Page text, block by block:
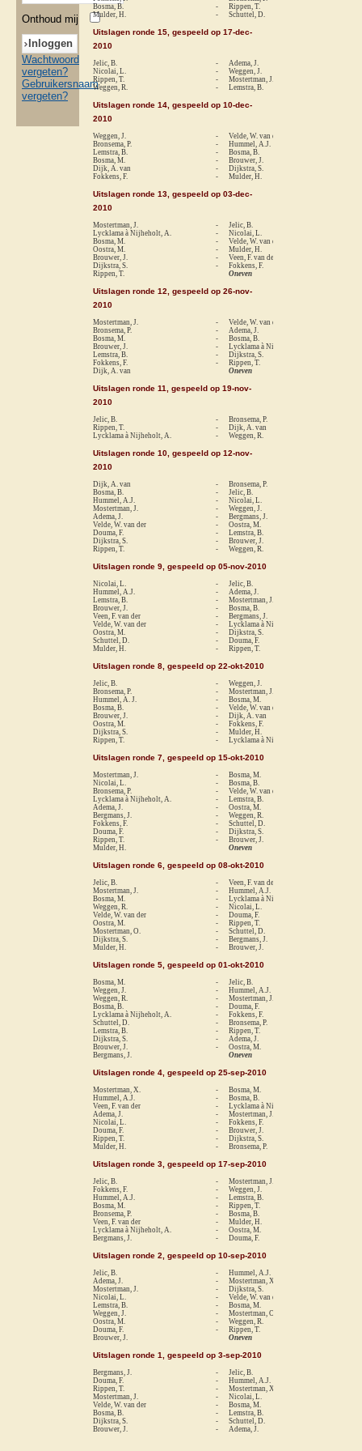
Onthoud mij
Wachtwoord
vergeten?
Gebruikersnaam
vergeten?
Bosma, B.
- Rippen, T.
Mulder, H.
- Schuttel, D.
Uitslagen ronde 15, gespeeld op 17-dec-
2010
Jelic, B. - Adema, J.
Nicolai, L.
- Weggen, J.
Rippen, T.
- Mostertman, J.
Weggen, R.
- Lemstra, B.
Uitslagen ronde 14, gespeeld op 10-dec-
2010
Weggen, J. - Velde, W. van der
Bronsema, P.
- Hummel, A.J.
Lemstra, B.
- Bosma, B.
Bosma, M.
- Brouwer, J.
Dijk, A. van
- Dijkstra, S.
Fokkens, F.
- Mulder, H.
Uitslagen ronde 13, gespeeld op 03-dec-
2010
Mostertman, J. - Jelic, B.
Lycklama à Nijheholt, A.
- Nicolai, L.
Bosma, M.
- Velde, W. van der
Oostra, M.
- Mulder, H.
Brouwer, J.
- Veen, F. van der
Dijkstra, S.
- Fokkens, F.
Rippen, T.
Oneven
Uitslagen ronde 12, gespeeld op 26-nov-
2010
Mostertman, J. - Velde, W. van der
Bronsema, P.
- Adema, J.
Bosma, M.
- Bosma, B.
Brouwer, J.
- Lycklama à Nijheholt, A.
Lemstra, B.
- Dijkstra, S.
Fokkens, F.
- Rippen, T.
Dijk, A. van
Oneven
Uitslagen ronde 11, gespeeld op 19-nov-
2010
Jelic, B. - Bronsema, P.
Rippen, T.
- Dijk, A. van
Lycklama à Nijheholt, A.
- Weggen, R.
Uitslagen ronde 10, gespeeld op 12-nov-
2010
Dijk, A. van - Bronsema, P.
Bosma, B.
- Jelic, B.
Hummel, A.J.
- Nicolai, L.
Mostertman, J.
- Weggen, J.
Adema, J.
- Bergmans, J.
Velde, W. van der
- Oostra, M.
Douma, F.
- Lemstra, B.
Dijkstra, S.
- Brouwer, J.
Rippen, T.
- Weggen, R.
Uitslagen ronde 9, gespeeld op 05-nov-2010
Nicolai, L. - Jelic, B.
Hummel, A.J.
- Adema, J.
Lemstra, B.
- Mostertman, J.
Brouwer, J.
- Bosma, B.
Veen, F. van der
- Bergmans, J.
Velde, W. van der
- Lycklama à Nijheholt, A.
Oostra, M.
- Dijkstra, S.
Schuttel, D.
- Douma, F.
Mulder, H.
- Rippen, T.
Uitslagen ronde 8, gespeeld op 22-okt-2010
Jelic, B. - Weggen, J.
Bronsema, P.
- Mostertman, J.
Hummel, A. J.
- Bosma, M.
Bosma, B.
- Velde, W. van der
Brouwer, J.
- Dijk, A. van
Oostra, M.
- Fokkens, F.
Dijkstra, S.
- Mulder, H.
Rippen, T.
- Lycklama à Nijheholt, A.
Uitslagen ronde 7, gespeeld op 15-okt-2010
Mostertman, J. - Bosma, M.
Nicolai, L.
- Bosma, B.
Bronsema, P.
- Velde, W. van der
Lycklama à Nijheholt, A.
- Lemstra, B.
Adema, J.
- Oostra, M.
Bergmans, J.
- Weggen, R.
Fokkens, F.
- Schuttel, D.
Douma, F.
- Dijkstra, S.
Rippen, T.
- Brouwer, J.
Mulder, H.
Oneven
Uitslagen ronde 6, gespeeld op 08-okt-2010
Jelic, B. - Veen, F. van der
Mostertman, J.
- Hummel, A.J.
Bosma, M.
- Lycklama à Nijheholt, A.
Weggen, R.
- Nicolai, L.
Velde, W. van der
- Douma, F.
Oostra, M.
- Rippen, T.
Mostertman, O.
- Schuttel, D.
Dijkstra, S.
- Bergmans, J.
Mulder, H.
- Brouwer, J.
Uitslagen ronde 5, gespeeld op 01-okt-2010
Bosma, M. - Jelic, B.
Weggen, J.
- Hummel, A.J.
Weggen, R.
- Mostertman, J.
Bosma, B.
- Douma, F.
Lycklama à Nijheholt, A.
- Fokkens, F.
Schuttel, D.
- Bronsema, P.
Lemstra, B.
- Rippen, T.
Dijkstra, S.
- Adema, J.
Brouwer, J.
- Oostra, M.
Bergmans, J.
Oneven
Uitslagen ronde 4, gespeeld op 25-sep-2010
Mostertman, X. - Bosma, M.
Hummel, A.J.
- Bosma, B.
Veen, F. van der
- Lycklama à Nijheholt, A.
Adema, J.
- Mostertman, J.
Nicolai, L.
- Fokkens, F.
Douma, F.
- Brouwer, J.
Rippen, T.
- Dijkstra, S.
Mulder, H.
- Bronsema, P.
Uitslagen ronde 3, gespeeld op 17-sep-2010
Jelic, B. - Mostertman, J.
Fokkens, F.
- Weggen, J.
Hummel, A.J.
- Lemstra, B.
Bosma, M.
- Rippen, T.
Bronsema, P.
- Bosma, B.
Veen, F. van der
- Mulder, H.
Lycklama à Nijheholt, A.
- Oostra, M.
Bergmans, J.
- Douma, F.
Uitslagen ronde 2, gespeeld op 10-sep-2010
Jelic, B. - Hummel, A.J.
Adema, J.
- Mostertman, X.
Mostertman, J.
- Dijkstra, S.
Nicolai, L.
- Velde, W. van der
Lemstra, B.
- Bosma, M.
Weggen, J.
- Mostertman, O.
Oostra, M.
- Weggen, R.
Douma, F.
- Rippen, T.
Brouwer, J.
Oneven
Uitslagen ronde 1, gespeeld op 3-sep-2010
Bergmans, J. - Jelic, B.
Douma, F.
- Hummel, A.J.
Rippen, T.
- Mostertman, X.
Mostertman, J.
- Nicolai, L.
Velde, W. van der
- Bosma, M.
Bosma, B.
- Lemstra, B.
Dijkstra, S.
- Schuttel, D.
Brouwer, J.
- Adema, J.